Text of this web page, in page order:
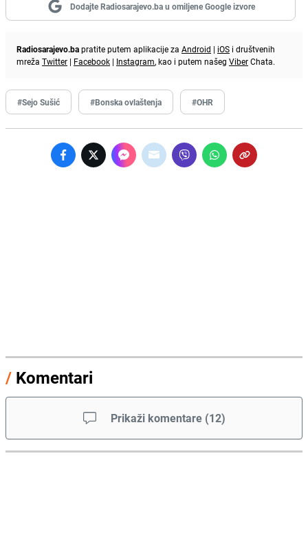
Dodajte Radiosarajevo.ba u omiljene Google izvore
Radiosarajevo.bapratite putem aplikacije za Android | iOS i društvenih
mreža Twitter | Facebook | Instagram, kao i putem našeg ViberChata.
#Sejo Sušić #Bonska ovlaštenja #OHR
/ Komentari
Prikaži komentare (12)